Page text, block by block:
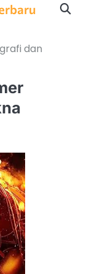
dan